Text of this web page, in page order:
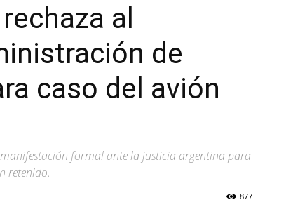
al
de
caso del avión
formal ante la justicia argentina para
retenido.
877